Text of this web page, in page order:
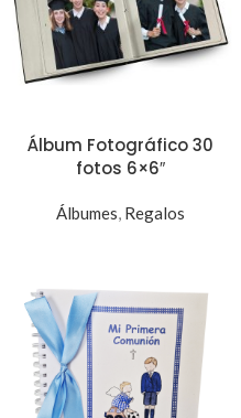
Álbum Fotográfico 30
fotos 6×6″
Álbumes, Regalos